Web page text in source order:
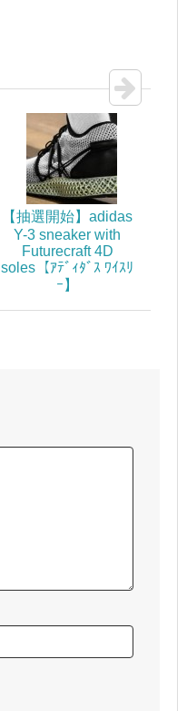
【抽選開始】adidas
Y-3 sneaker with
Futurecraft 4D
soles【ｱﾃﾞｨﾀﾞｽ ﾜｲｽﾘ
ｰ】